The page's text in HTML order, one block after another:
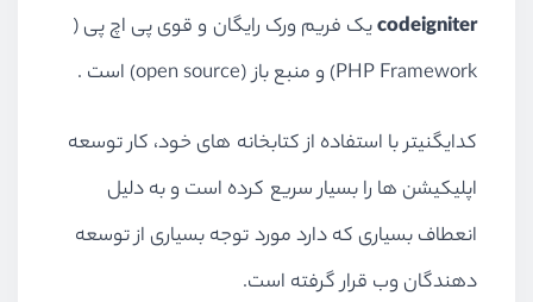
codeigniterیک فریم ورک رایگان و قوی پی اچ پی (
PHP Framework) و منبع باز (open source) است .
کدایگنیتر با استفاده از کتابخانه های خود، کار توسعه
اپلیکیشن ها را بسیار سریع کرده است و به دلیل
انعطاف بسیاری که دارد مورد توجه بسیاری از توسعه
دهندگان وب قرار گرفته است.